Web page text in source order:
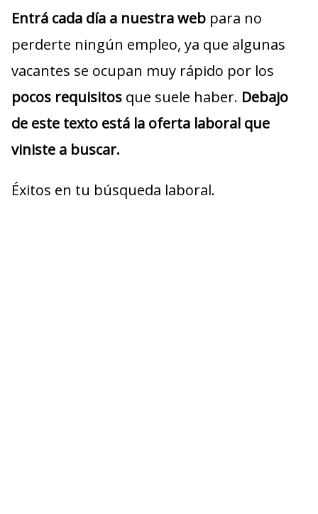
Entrá cada día a nuestra web para no
perderte ningún empleo, ya que algunas
vacantes se ocupan muy rápido por los
pocos requisitos que suele haber. Debajo
de este texto está la oferta laboral que
viniste a buscar.
Éxitos en tu búsqueda laboral.